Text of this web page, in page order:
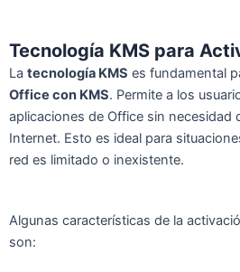
Tecnología KMS para
La tecnología KMS es fundamental
Office con KMS. Permite a los
aplicaciones de Office sin necesidad
Internet. Esto es ideal para
red es limitado o inexistente.
Algunas características de la
son: